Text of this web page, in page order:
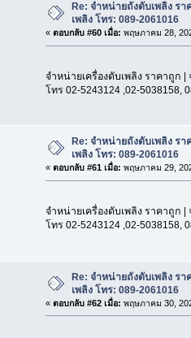
Re: จำหน่ายถังดับเพลิง ร
เพลิง โทร: 089-2061016
« ตอบกลับ #60 เมื่อ: พฤษภาคม 28,
จำหน่ายเครื่องดับเพลิง ราคาถูก
โทร 02-5243124 ,02-5038158,
Re: จำหน่ายถังดับเพลิง ร
เพลิง โทร: 089-2061016
« ตอบกลับ #61 เมื่อ: พฤษภาคม 29,
จำหน่ายเครื่องดับเพลิง ราคาถูก
โทร 02-5243124 ,02-5038158,
Re: จำหน่ายถังดับเพลิง ร
เพลิง โทร: 089-2061016
« ตอบกลับ #62 เมื่อ: พฤษภาคม 30,